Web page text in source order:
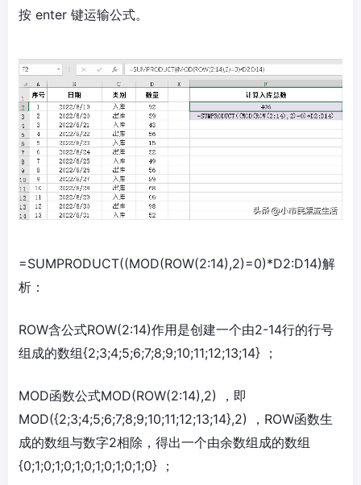
按 enter 键运输公式。
=SUMPRODUCT((MOD(ROW(2:14),2)=0)*D2:D14)解
析：
ROW含公式ROW(2:14)作用是创建一个由2-14行的行号
组成的数组{2;3;4;5;6;7;8;9;10;11;12;13;14} ；
MOD函数公式MOD(ROW(2:14),2) ，即
MOD({2;3;4;5;6;7;8;9;10;11;12;13;14},2) ，ROW函数生
成的数组与数字2相除，得出一个由余数组成的数组
{0;1;0;1;0;1;0;1;0;1;0;1;0} ；